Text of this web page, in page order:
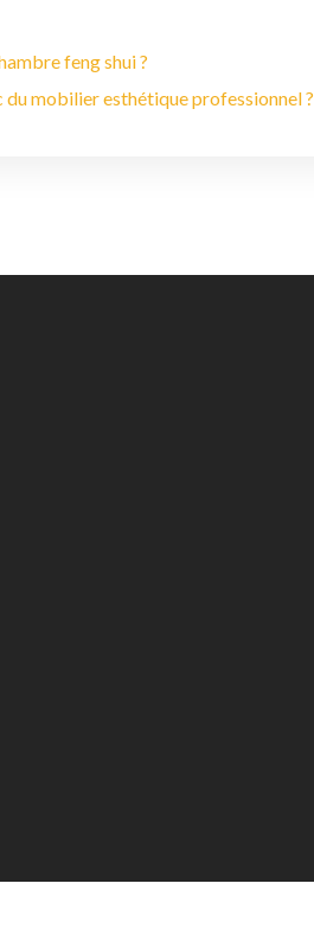
feng shui ?
mobilier esthétique professionnel ?